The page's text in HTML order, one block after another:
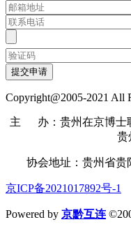
提交申请
Copyright@2005-2021 All
主 办：贵州在京博士
贵
协会地址：贵州省贵
京ICP备2021017892号-1
Powered by 京黔互连